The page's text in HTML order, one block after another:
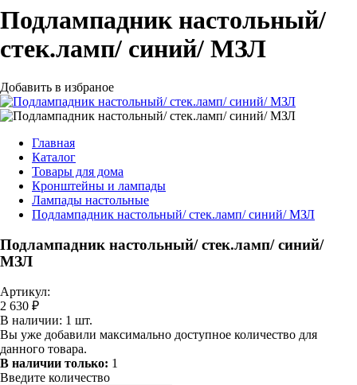
Подлампадник настольный/
стек.ламп/ синий/ МЗЛ
Добавить в избраное
Главная
Каталог
Товары для дома
Кронштейны и лампады
Лампады настольные
Подлампадник настольный/ стек.ламп/ синий/ МЗЛ
Подлампадник настольный/ стек.ламп/ синий/
МЗЛ
Артикул:
2 630 ₽
В наличии: 1 шт.
Вы уже добавили максимально доступное количество для
данного товара.
В наличии только: 1
Введите количество